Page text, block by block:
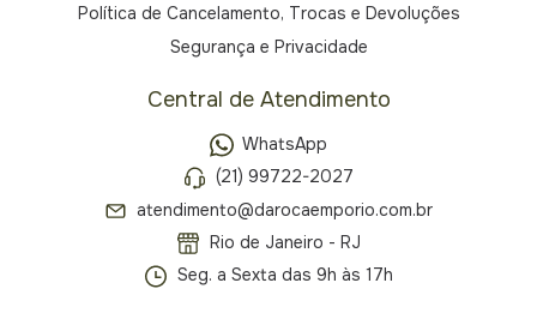
Política de Cancelamento, Trocas e Devoluções
Segurança e Privacidade
Central de Atendimento
WhatsApp
(21) 99722-2027
atendimento@darocaemporio.com.br
Rio de Janeiro - RJ
Seg. a Sexta das 9h às 17h